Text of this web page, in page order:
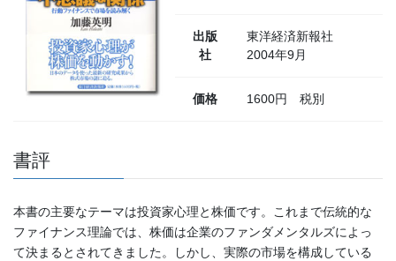
出版
社
東洋経済新報社
2004年9月
価格 1600円 税別
書評
本書の主要なテーマは投資家心理と株価です。これまで伝統的な
ファイナンス理論では、株価は企業のファンダメンタルズによっ
て決まるとされてきました。しかし、実際の市場を構成している